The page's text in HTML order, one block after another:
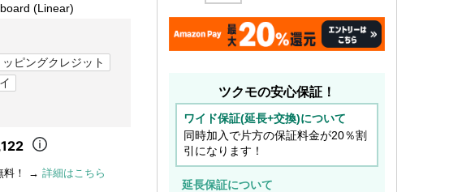
(Linear)
ッピングクレジット
料！ → 詳細はこちら
ツクモの安心保証！
ワイド保証(延長+交換)について
同時加入で片方の保証料金が20％割
引になります！
延長保証について